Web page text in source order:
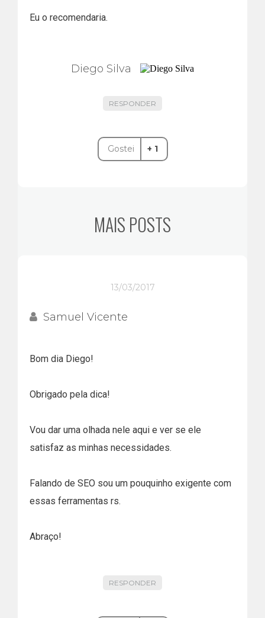
Eu o recomendaria.
Diego Silva
RESPONDER
Gostei + 1
MAIS POSTS
13/03/2017
Samuel Vicente
Bom dia Diego!
Obrigado pela dica!
Vou dar uma olhada nele aqui e ver se ele
satisfaz as minhas necessidades.
Falando de SEO sou um pouquinho exigente com
essas ferramentas rs.
Abraço!
RESPONDER